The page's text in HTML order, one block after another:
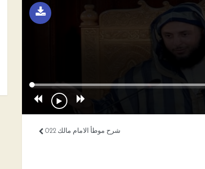
شرح موطأ الامام مالك 022